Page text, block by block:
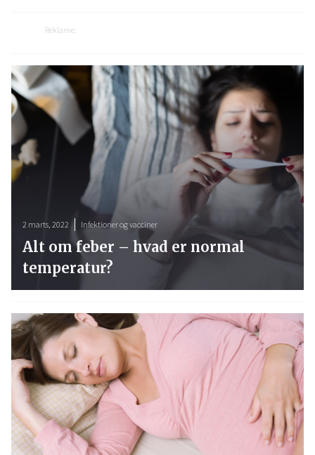
Reklame:
2 marts, 2022 Infektioner og vacciner
Alt om feber – hvad er normal
temperatur?